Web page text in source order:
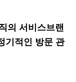
의 서비스브랜
기적인 방문 관